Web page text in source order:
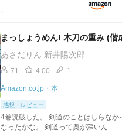
まっしょうめん! 木刀の重み (偕
あさだりん 新井陽次郎
71 4.00 1
Amazon.co.jp・本
感想・レビュー
4巻読破した。 剣道のことはしらなか
なったかな。 剣道って奥が深いん...